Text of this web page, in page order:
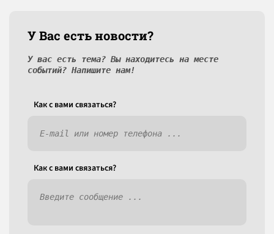
У Вас есть новости?
У вас есть тема? Вы находитесь на месте
событий? Напишите нам!
Как c вами связаться?
Как c вами связаться?